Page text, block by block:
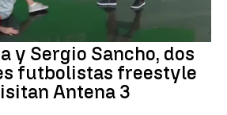
y Sergio Sancho, dos
futbolistas freestyle
Antena 3